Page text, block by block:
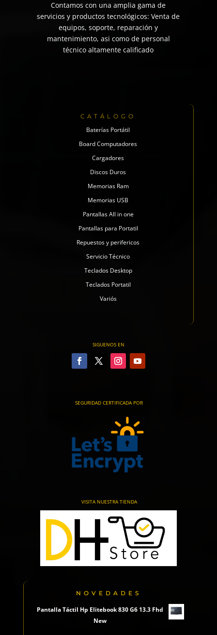
Contamos con una amplia gama de
servicios y productos tecnológicos: Venta de
equipos, soporte, reparación y
mantenimiento, asi como de personal
técnico altamente calificado
CATÁLOGO
Baterías Portátil
Board Computadores
Cargadores
Discos Duros
Memorias Ram
Memorias USB
Pantallas All in one
Pantallas para Portatil
Repuestos y perifericos
Servicio Técnico
Teclados Desktop
Teclados Portatil
Variós
SIGUENOS EN
SEGURIDAD CERTIFICADA POR
VISITA NUESTRA TIENDA
NOVEDADES
Pantalla Táctil Hp Elitebook 830 G6 13.3 Fhd
New